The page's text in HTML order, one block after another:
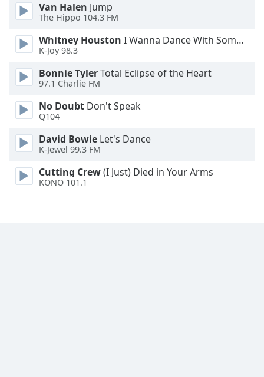
Edge
Style
Font
Family
Reset
Done
Modal
Dialog
dialog
Van Halen Jump
The Hippo 104.3 FM
Whitney Houston I Wanna Dance With Somebody
K-Joy 98.3
Bonnie TylerTotal Eclipse of the Heart
97.1 Charlie FM
No Doubt Don't Speak
Q104
David Bowie Let's Dance
K-Jewel 99.3 FM
Cutting Crew(I Just) Died in Your Arms
KONO 101.1